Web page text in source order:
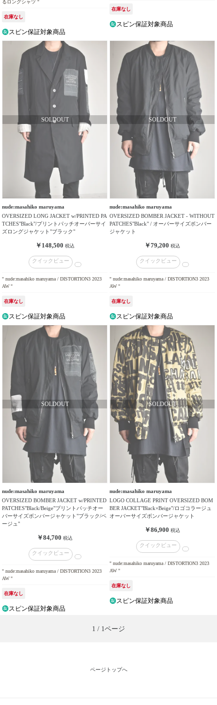
るロングシャツ "
在庫なし
スピン保証対象商品
在庫なし
スピン保証対象商品
nude:masahiko maruyama
OVERSIZED LONG JACKET w/PRINTED PA
TCHES"Black"/プリントパッチオーバーサイ
ズロングジャケット"ブラック"
￥148,500 税込
クイックビュー
" nude:masahiko maruyama / DISTORTION3 2023
AW "
在庫なし
スピン保証対象商品
nude:masahiko maruyama
OVERSIZED BOMBER JACKET - WITHOUT
PATCHES"Black" / オーバーサイズボンバー
ジャケット
￥79,200 税込
クイックビュー
" nude:masahiko maruyama / DISTORTION3 2023
AW "
在庫なし
スピン保証対象商品
nude:masahiko maruyama
OVERSIZED BOMBER JACKET w/PRINTED
PATCHES"Black/Beige"プリントパッチオー
バーサイズボンバージャケット"ブラック/ベ
ージュ"
￥84,700 税込
クイックビュー
" nude:masahiko maruyama / DISTORTION3 2023
AW "
在庫なし
スピン保証対象商品
nude:masahiko maruyama
LOGO COLLAGE PRINT OVERSIZED BOM
BER JACKET"Black×Beige"/ロゴコラージュ
オーバーサイズボンバージャケット
￥86,900 税込
クイックビュー
" nude:masahiko maruyama / DISTORTION3 2023
AW "
在庫なし
スピン保証対象商品
1 / 1ページ
ページトップへ